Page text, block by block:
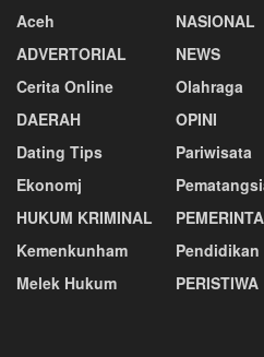
Aceh
ADVERTORIAL
Cerita Online
DAERAH
Dating Tips
Ekonomj
HUKUM KRIMINAL
Kemenkunham
Melek Hukum
NASIONAL
NEWS
Olahraga
OPINI
Pariwisata
Pendidikan
PERISTIWA